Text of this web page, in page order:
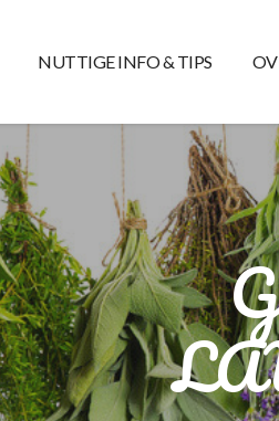
NUTTIGE INFO & TIPS